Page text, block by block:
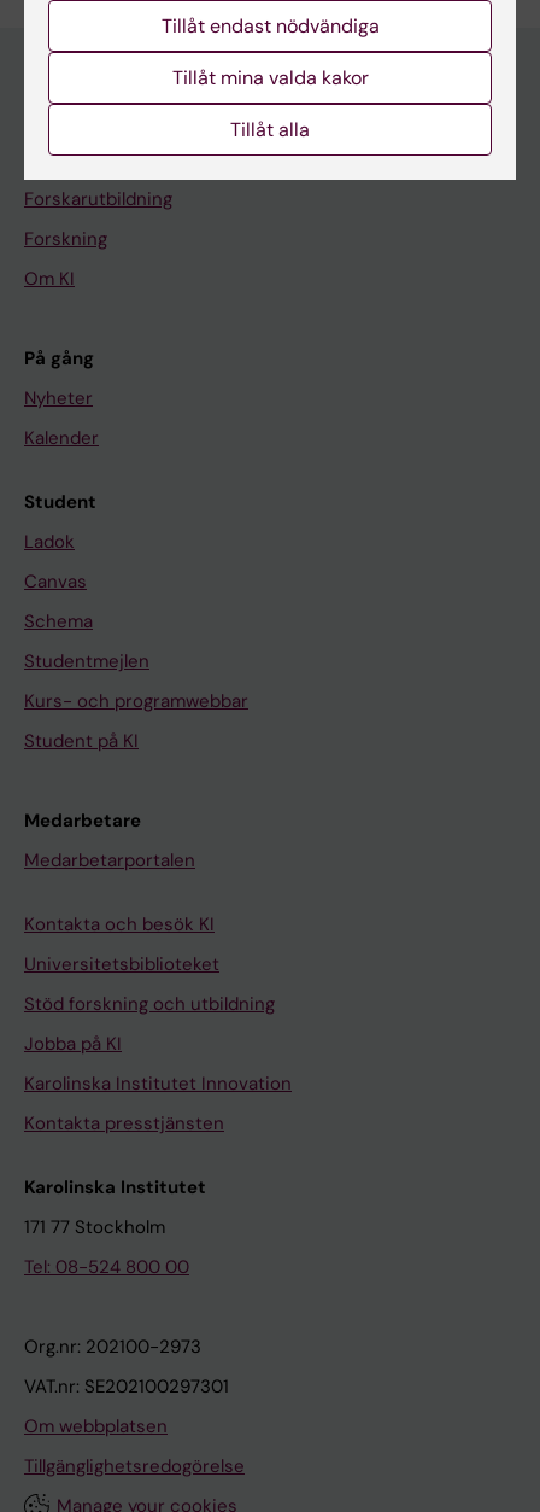
Utbildning
Forskarutbildning
Forskning
Om KI
På gång
Nyheter
Kalender
Student
Ladok
Canvas
Schema
Studentmejlen
Kurs- och programwebbar
Student på KI
Medarbetare
Medarbetarportalen
Kontakta och besök KI
Universitetsbiblioteket
Stöd forskning och utbildning
Jobba på KI
Karolinska Institutet Innovation
Kontakta presstjänsten
Karolinska Institutet
171 77 Stockholm
Tel: 08-524 800 00
Org.nr: 202100-2973
VAT.nr: SE202100297301
Om webbplatsen
Tillgänglighetsredogörelse
Manage your cookies
Tillåt endast nödvändiga
Tillåt mina valda kakor
Tillåt alla